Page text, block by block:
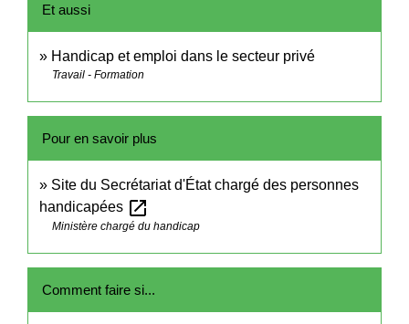
Et aussi
Handicap et emploi dans le secteur privé
Travail - Formation
Pour en savoir plus
Site du Secrétariat d'État chargé des personnes
handicapées open_in_new
Ministère chargé du handicap
Comment faire si...